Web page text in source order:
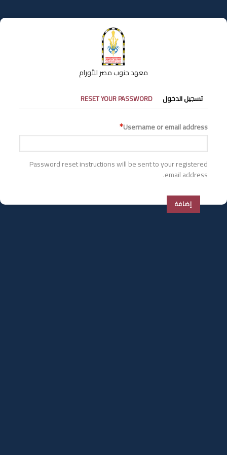
إلى
المحتوى
معهد جنوب مصر للأورام
التبويبات
الأساسية
تسجيل الدخول RESET YOUR PASSWORD
Username or email address
Password reset instructions will be sent to your registered
email address.